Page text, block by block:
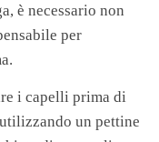
è necessario non
per
i capelli prima di
un pettine